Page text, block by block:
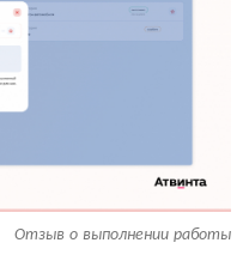
Отзыв о выполнении работы